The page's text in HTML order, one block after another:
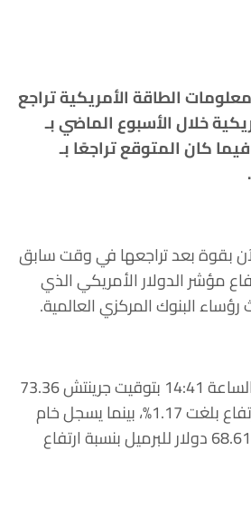
الطاقة الأمريكية تراجع
خلال الأسبوع الماضي بـ
فيما كان المتوقع تراجعًا بـ
بقوة بعد تراجعها في وقت سابق
مؤشر الدولار الأمريكي الذي
البنوك المركزي العالمية.
وسجل نفط برنت عند الساعة 14:41 بتوقيت جرينتش 73.36
دولار للبرميل، بنسبة ارتفاع بلغت 1.17%، بينما يسجل خام
غرب تكساس الوسيط 68.61 دولار للبرميل بنسبة ارتفاع